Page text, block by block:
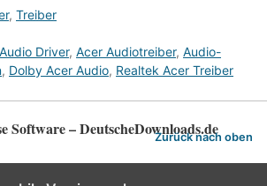
, Treiber
Driver, Acer Audiotreiber, Audio-
, Dolby Acer Audio, Realtek Acer Treiber
Software – DeutscheDownloads.de
Zurück nach oben